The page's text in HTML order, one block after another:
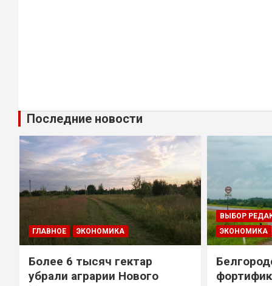
Последние новости
ГЛАВНОЕ ЭКОНОМИКА
Более 6 тысяч гектар
убрали аграрии Нового
ВЫБОР
ЭКОНОМИКА